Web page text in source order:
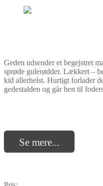
Geden udsender et begejstret
sprøde gulerødder. Lækkert –
kid allerhelst. Hurtigt forlader
gedestalden og går hen til
Se mere...